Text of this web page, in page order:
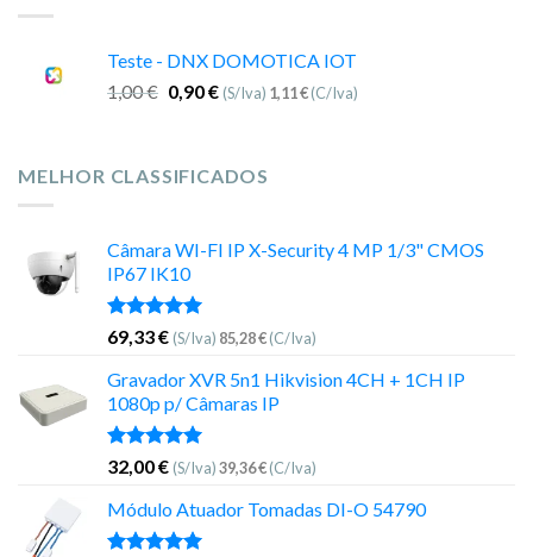
Teste - DNX DOMOTICA IOT
1,00€ 0,90€ (S/Iva) 1,11€(C/Iva)
MELHOR CLASSIFICADOS
Câmara WI-FI IP X-Security 4 MP 1/3" CMOS
IP67 IK10
Avaliação
5.00
de 5
69,33€ (S/Iva) 85,28€(C/Iva)
Gravador XVR 5n1 Hikvision 4CH + 1CH IP
1080p p/ Câmaras IP
Avaliação
5.00
de 5
32,00€ (S/Iva)39,36€(C/Iva)
Módulo Atuador Tomadas DI-O 54790